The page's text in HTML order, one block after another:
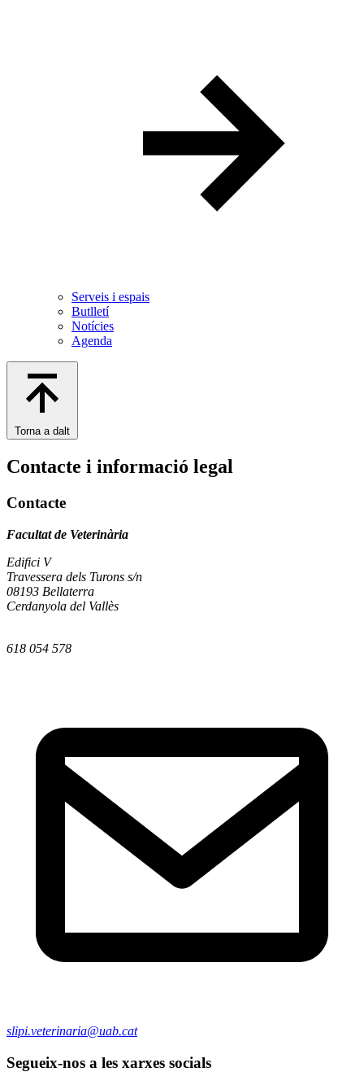
Serveis i espais
Butlletí
Notícies
Agenda
Torna a dalt
Contacte i informació legal
Contacte
Facultat de Veterinària
Edifici V
Travessera dels Turons s/n
08193 Bellaterra
Cerdanyola del Vallès
618 054 578
slipi.veterinaria@uab.cat
Segueix-nos a les xarxes socials